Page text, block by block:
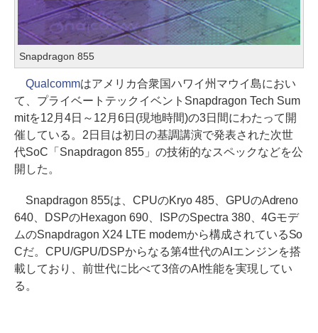
Snapdragon 855
Qualcommはアメリカ合衆国ハワイ州マウイ島におい
て、プライベートテックイベントSnapdragon Tech Sum
mitを12月4日～12月6日(現地時間)の3日間にわたって開
催している。2日目は初日の基調講演で発表された次世
代SoC「Snapdragon 855」の技術的なスペックなどを公
開した。
Snapdragon 855は、CPUのKryo 485、GPUのAdreno
640、DSPのHexagon 690、ISPのSpectra 380、4Gモデ
ムのSnapdragon X24 LTE modemから構成されているSo
Cだ。CPU/GPU/DSPからなる第4世代のAIエンジンを搭
載しており、前世代に比べて3倍のAI性能を実現してい
る。